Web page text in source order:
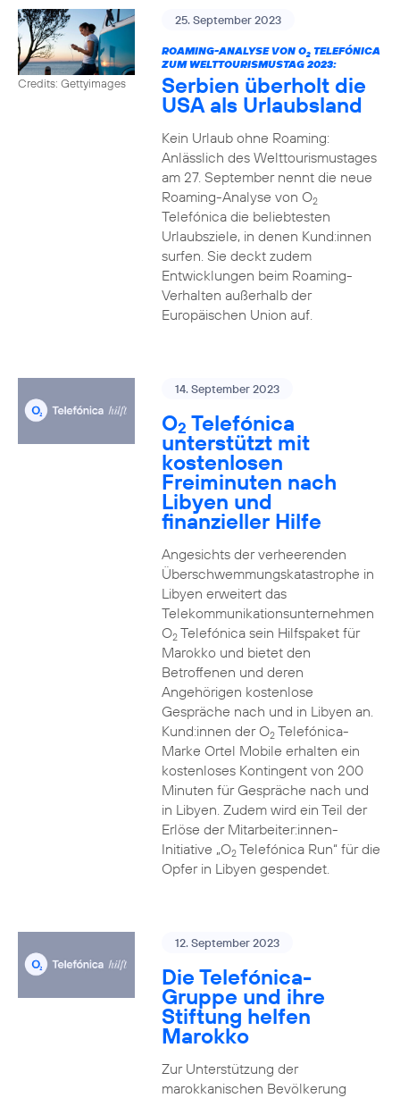
Credits: Gettyimages
25. September 2023
ROAMING-ANALYSE VON O2TELEFÓNICA
ZUM WELTTOURISMUSTAG 2023:
Serbien überholt die
USA als Urlaubsland
Kein Urlaub ohne Roaming:
Anlässlich des Welttourismustages
am 27. September nennt die neue
Roaming-Analyse von O2
Telefónica die beliebtesten
Urlaubsziele, in denen Kund:innen
surfen. Sie deckt zudem
Entwicklungen beim Roaming-
Verhalten außerhalb der
Europäischen Union auf.
14. September 2023
O2 Telefónica
unterstützt mit
kostenlosen
Freiminuten nach
Libyen und
finanzieller Hilfe
Angesichts der verheerenden
Überschwemmungskatastrophe in
Libyen erweitert das
Telekommunikationsunternehmen
O2Telefónica sein Hilfspaket für
Marokko und bietet den
Betroffenen und deren
Angehörigen kostenlose
Gespräche nach und in Libyen an.
Kund:innen der O2Telefónica-
Marke Ortel Mobile erhalten ein
kostenloses Kontingent von 200
Minuten für Gespräche nach und
in Libyen. Zudem wird ein Teil der
Erlöse der Mitarbeiter:innen-
Initiative „O2Telefónica Run“ für die
Opfer in Libyen gespendet.
12. September 2023
Die Telefónica-
Gruppe und ihre
Stiftung helfen
Marokko
Zur Unterstützung der
marokkanischen Bevölkerung